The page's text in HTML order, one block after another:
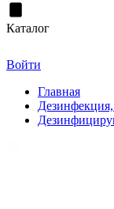
Каталог
Войти
Главная